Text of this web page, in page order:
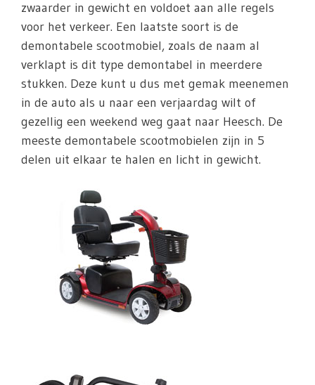
zwaarder in gewicht en voldoet aan alle regels
voor het verkeer. Een laatste soort is de
demontabele scootmobiel, zoals de naam al
verklapt is dit type demontabel in meerdere
stukken. Deze kunt u dus met gemak meenemen
in de auto als u naar een verjaardag wilt of
gezellig een weekend weg gaat naar Heesch. De
meeste demontabele scootmobielen zijn in 5
delen uit elkaar te halen en licht in gewicht.